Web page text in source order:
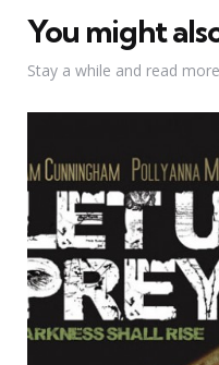
You might
Stay a while and read